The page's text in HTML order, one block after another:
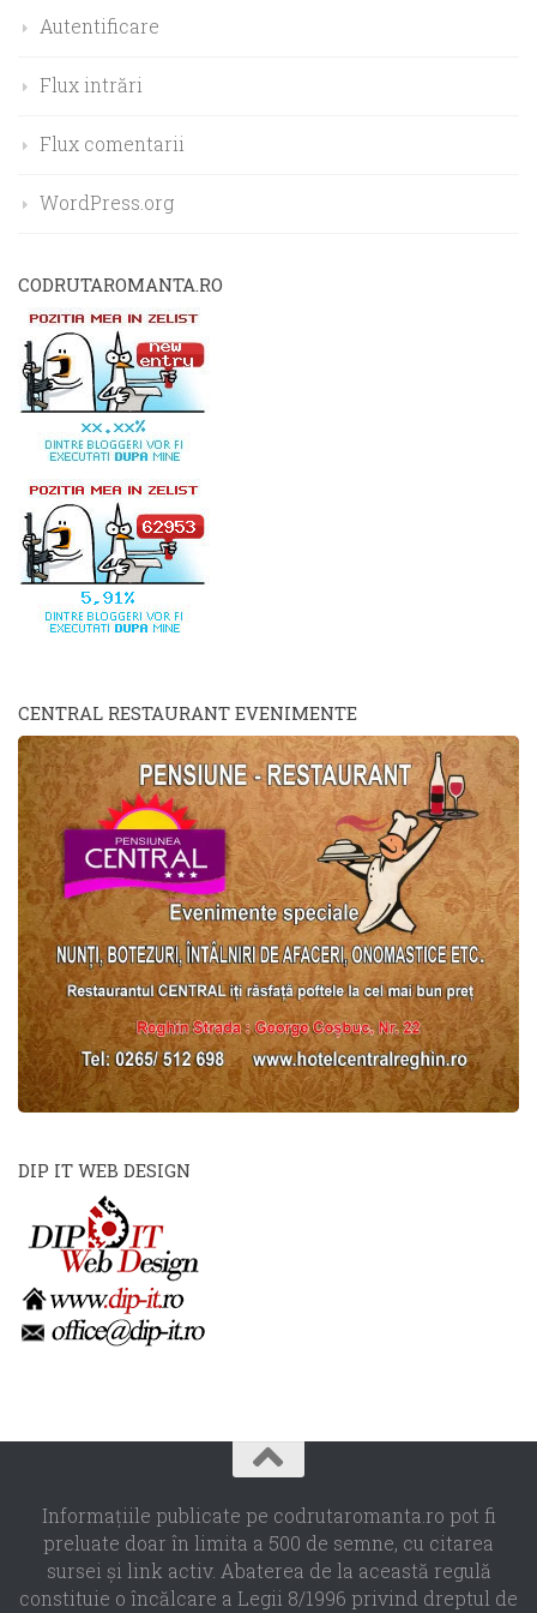
Autentificare
Flux intrări
Flux comentarii
WordPress.org
CODRUTAROMANTA.RO
CENTRAL RESTAURANT EVENIMENTE
DIP IT WEB DESIGN
Informaţiile publicate pe codrutaromanta.ro pot fi
preluate doar în limita a 500 de semne, cu citarea
sursei şi link activ. Abaterea de la această regulă
constituie o încălcare a Legii 8/1996 privind dreptul de